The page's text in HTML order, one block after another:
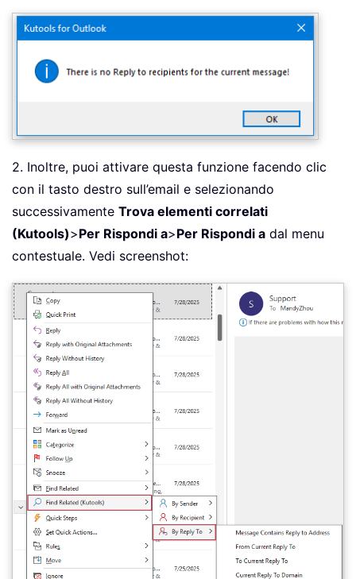
2. Inoltre, puoi attivare questa funzione facendo clic
con il tasto destro sull’email e selezionando
successivamente Trova elementi correlati
(Kutools)>Per Rispondi a>Per Rispondi a dal menu
contestuale. Vedi screenshot: